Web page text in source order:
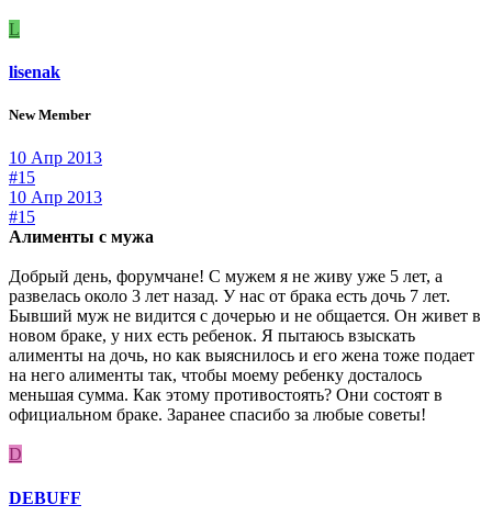
L
lisenak
New Member
10 Апр 2013
#15
10 Апр 2013
#15
Алименты с мужа
Добрый день, форумчане! С мужем я не живу уже 5 лет, а
развелась около 3 лет назад. У нас от брака есть дочь 7 лет.
Бывший муж не видится с дочерью и не общается. Он живет в
новом браке, у них есть ребенок. Я пытаюсь взыскать
алименты на дочь, но как выяснилось и его жена тоже подает
на него алименты так, чтобы моему ребенку досталось
меньшая сумма. Как этому противостоять? Они состоят в
официальном браке. Заранее спасибо за любые советы!
D
DEBUFF